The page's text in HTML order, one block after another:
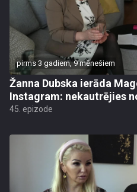
pirms 3 gadiem, 9 mēnešiem
Žanna Dubska ierāda
Instagram: nekautrējies
45. epizode